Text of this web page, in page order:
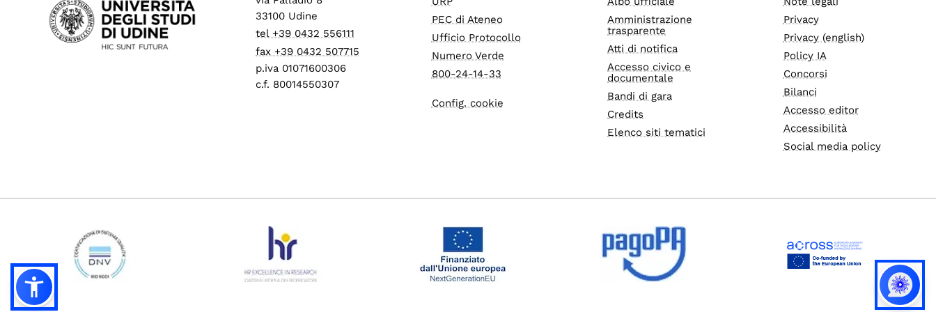
33100 Udine
tel +39 0432 556111
fax +39 0432 507715
p.iva 01071600306
c.f. 80014550307
PEC di Ateneo
Ufficio Protocollo
Numero Verde
800-24-14-33
Config. cookie
Amministrazione
trasparente
Atti di notifica
Accesso civico e
documentale
Bandi di gara
Credits
Elenco siti tematici
Privacy
Privacy (english)
Policy IA
Concorsi
Bilanci
Accesso editor
Accessibilità
Social media policy